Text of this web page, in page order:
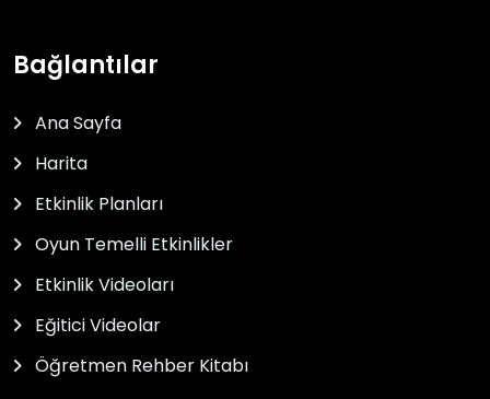
Bağlantılar
Ana Sayfa
Harita
Etkinlik Planları
Oyun Temelli Etkinlikler
Etkinlik Videoları
Eğitici Videolar
Öğretmen Rehber Kitabı